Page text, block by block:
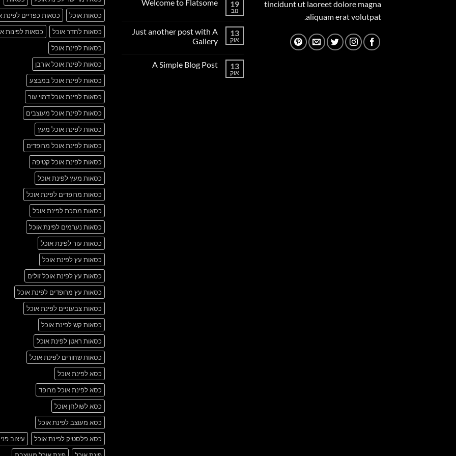
tincidunt ut laoreet dolore magna
aliquam erat volutpat.
19
נוב
Welcome to Flatsome
Welcome
to
Flatsome
13
אוק
Just another post with A
Gallery
על
13
אוק
A Simple Blog Post
כסאות אוכל
כסאות כפריים לפינת
כסאות לחדר אוכל
כסאות לפינות
כסאות לפינת אוכל
כסאות לפינת אוכל אורבן
כסאות לפינת אוכל במבצע
כסאות לפינת אוכל דמוי עור
כסאות לפינת אוכל מעוצבים
כסאות לפינת אוכל מעץ
כסאות לפינת אוכל מרופדים
כסאות לפינת אוכל קטיפה
כסאות מעץ לפינת אוכל
כסאות מרופדים לפינת אוכל
כסאות מתכת לפינת אוכל
כסאות נערמים לפינת אוכל
כסאות עור לפינת אוכל
כסאות עץ לפינת אוכל
כסאות עץ לפינת אוכל זולים
כסאות עץ מרופדים לפינת אוכל
כסאות צבעוניים לפינת אוכל
כסאות קש לפינת אוכל
כסאות ראטן לפינת אוכל
כסאות שחורים לפינת אוכל
כסא לפינת אוכל
כסא לפינת אוכל מרופד
כסא לשולחן אוכל
כסא מעוצב לפינת אוכל
כסא פלסטיק לפינת אוכל
עיצוב